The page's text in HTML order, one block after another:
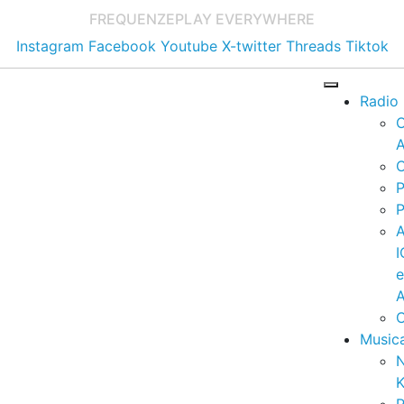
FREQUENZEPLAY EVERYWHERE
Instagram Facebook Youtube X-twitter Threads Tiktok
Radio
e